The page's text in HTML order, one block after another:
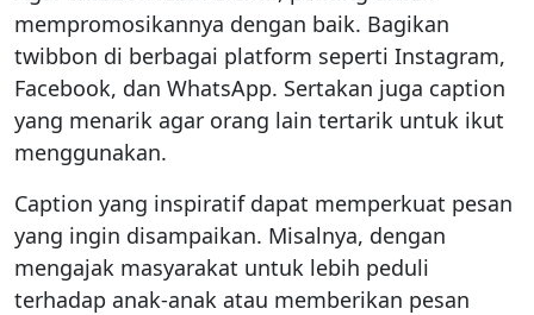
mempromosikannya dengan baik. Bagikan
twibbon di berbagai platform seperti Instagram,
Facebook, dan WhatsApp. Sertakan juga caption
yang menarik agar orang lain tertarik untuk ikut
menggunakan.
Caption yang inspiratif dapat memperkuat pesan
yang ingin disampaikan. Misalnya, dengan
mengajak masyarakat untuk lebih peduli
terhadap anak-anak atau memberikan pesan